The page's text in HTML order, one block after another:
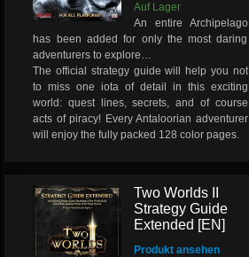
Auf Lager
An entire Archipelago
has been added for only the most daring
adventurers to explore…
The official strategy guide will help you not
to miss one iota of detail in this exciting
world: quest lines, secrets, and of course
acts of piracy! Every Antaloorian adventurer
will enjoy the fully packed 128 color pages.
Two Worlds II
Strategy Guide
Extended [EN]
Produkt ansehen